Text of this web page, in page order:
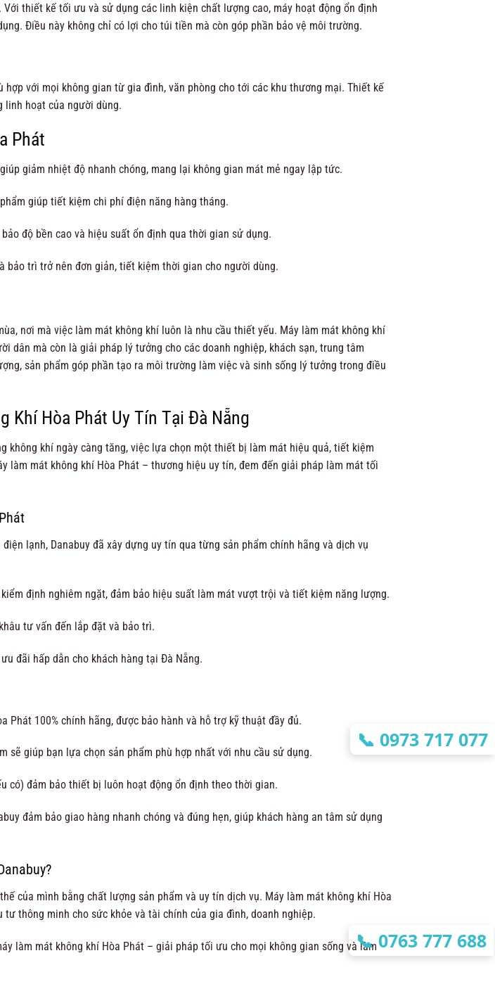
📞 0973 717 077
📞0763 777 688
thiết kế tối ưu và sử dụng các linh kiện chất lượng cao, máy hoạt động ổn định
Điều này không chỉ có lợi cho túi tiền mà còn góp phần bảo vệ môi trường.
với mọi không gian từ gia đình, văn phòng cho tới các khu thương mại. Thiết kế
linh hoạt của người dùng.
Phát
giảm nhiệt độ nhanh chóng, mang lại không gian mát mẻ ngay lập tức.
giúp tiết kiệm chi phí điện năng hàng tháng.
độ bền cao và hiệu suất ổn định qua thời gian sử dụng.
bảo trì trở nên đơn giản, tiết kiệm thời gian cho người dùng.
nơi mà việc làm mát không khí luôn là nhu cầu thiết yếu. Máy làm mát không khí
dân mà còn là giải pháp lý tưởng cho các doanh nghiệp, khách sạn, trung tâm
sản phẩm góp phần tạo ra môi trường làm việc và sinh sống lý tưởng trong điều
Khí Hòa Phát Uy Tín Tại Đà Nẵng
không khí ngày càng tăng, việc lựa chọn một thiết bị làm mát hiệu quả, tiết kiệm
làm mát không khí Hòa Phát – thương hiệu uy tín, đem đến giải pháp làm mát tối
lạnh, Danabuy đã xây dựng uy tín qua từng sản phẩm chính hãng và dịch vụ
định nghiêm ngặt, đảm bảo hiệu suất làm mát vượt trội và tiết kiệm năng lượng.
tư vấn đến lắp đặt và bảo trì.
đãi hấp dẫn cho khách hàng tại Đà Nẵng.
Phát 100% chính hãng, được bảo hành và hỗ trợ kỹ thuật đầy đủ.
sẽ giúp bạn lựa chọn sản phẩm phù hợp nhất với nhu cầu sử dụng.
có) đảm bảo thiết bị luôn hoạt động ổn định theo thời gian.
đảm bảo giao hàng nhanh chóng và đúng hẹn, giúp khách hàng an tâm sử dụng
của mình bằng chất lượng sản phẩm và uy tín dịch vụ. Máy làm mát không khí Hòa
thông minh cho sức khỏe và tài chính của gia đình, doanh nghiệp.
làm mát không khí Hòa Phát – giải pháp tối ưu cho mọi không gian sống và làm